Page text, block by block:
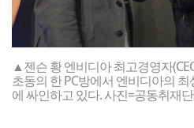
▲젠슨 황 엔비디아 최고경영자
초동의 한 PC방에서 엔비디아의
에 싸인하고 있다. 사진=공동취재단